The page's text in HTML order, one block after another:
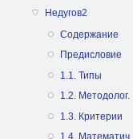
Недугов2
Содержание
Предисловие
1.1. Типы
1.2. Методолог.
1.3. Критерии
1.4. Математич.